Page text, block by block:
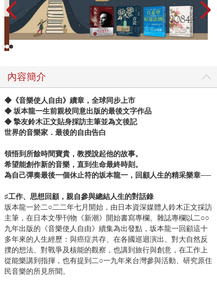
內容簡介
◆《音樂使人自由》續章，全球同步上市
◆ 坂本龍一生前親校同意出版的最後文字作品
◆ 摯友鈴木正文貼身採訪主筆並為文後記
世界的音樂家．最後的自由告白
領悟到所餘時間寶貴，教授說起他的故事。
希望能創作新的音樂，直到生命最終時刻。
為自己彈奏最後一個休止符的坂本龍一，回顧人生的精采樂章──
♯工作、思想回顧，親自參與總結人生的對話錄
坂本龍一於二○二二年七月開始，由日本資深媒體人鈴木正文採訪
主筆，在日本文學刊物《新潮》開始書寫專欄。雜誌專欄以二○○
九年出版的《音樂使人自由》續集為出發點，坂本龍一回顧這十
多年來的人生經歷：與癌症共存、在各國巡迴演出、對大自然反
撲的想法、對戰爭及核能的觀察，也講到旅行與創意，在工作上
從能樂講到指揮，也有提到二○一九年來台灣參與活動、研究原住
民音樂的所見所聞。